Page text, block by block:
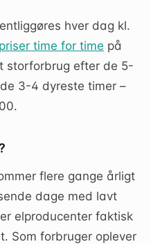
hver dag kl.
time for time på
storforbrug efter de 5-
3-4 dyreste timer –
flere gange årligt
dage med lavt
elproducenter faktisk
Som forbruger oplever